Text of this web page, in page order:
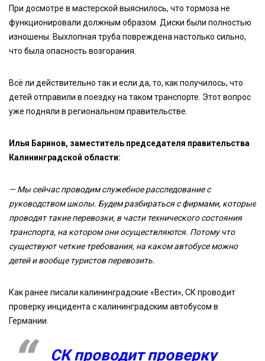
При досмотре в мастерской выяснилось, что тормоза не
функционировали должным образом. Диски были полностью
изношены. Выхлопная труба повреждена настолько сильно,
что была опасность возгорания.
Всё ли действительно так и если да, то, как получилось, что
детей отправили в поездку на таком транспорте. Этот вопрос
уже подняли в региональном правительстве.
Илья Баринов, заместитель председателя правительства
Калининградской области:
— Мы сейчас проводим служебное расследование с
руководством школы. Будем разбираться с фирмами, которые
проводят такие перевозки, в части технического состояния
транспорта, на котором они осуществляются. Потому что
существуют четкие требования, на каком автобусе можно
детей и вообще туристов перевозить.
Как ранее писали калининградские «Вести», СК проводит
проверку инцидента с калининградским автобусом в
Германии.
СК проводит проверку